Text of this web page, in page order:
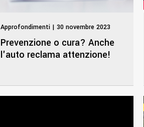
Approfondimenti | 30 novembre 2023
Prevenzione o cura? Anche
l'auto reclama attenzione!